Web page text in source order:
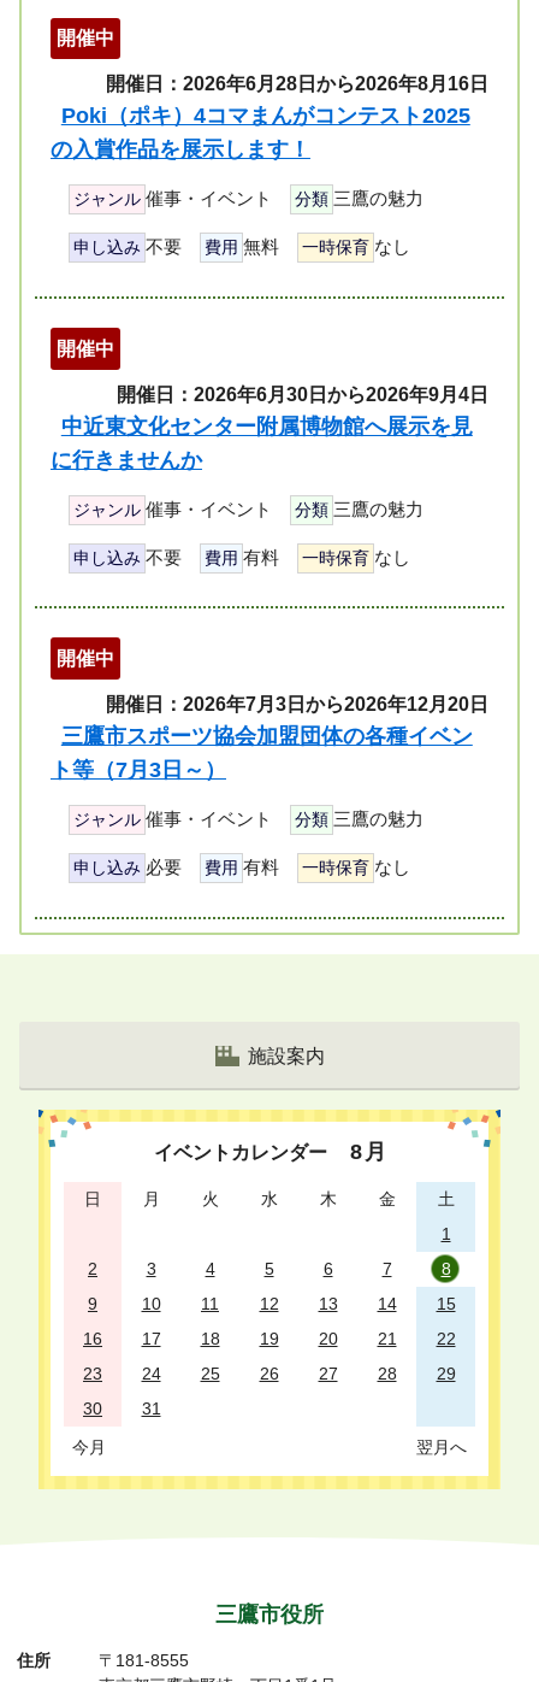
開催中
開催日：2026年6月28日から2026年8月16日
Poki（ポキ）4コマまんがコンテスト2025
の入賞作品を展示します！
ジャンル 催事・イベント 分類 三鷹の魅力
申し込み 不要 費用 無料 一時保育 なし
開催中
開催日：2026年6月30日から2026年9月4日
中近東文化センター附属博物館へ展示を見
に行きませんか
ジャンル 催事・イベント 分類 三鷹の魅力
申し込み 不要 費用 有料 一時保育 なし
開催中
開催日：2026年7月3日から2026年12月20日
三鷹市スポーツ協会加盟団体の各種イベン
ト等（7月3日～）
ジャンル 催事・イベント 分類 三鷹の魅力
申し込み 必要 費用 有料 一時保育 なし
施設案内
イベントカレンダー 8 月
日 月 火 水 木 金
土
1
2
3 4 5 6 7
8
9
10 11 12 13 14
15
16
17 18 19 20 21
22
23
24 25 26 27 28
29
30
31
今月 翌月へ
三鷹市役所
住所
〒181-8555